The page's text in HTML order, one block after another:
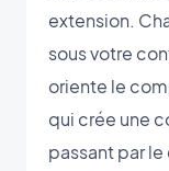
extension.
sous votre
oriente le
qui crée une
passant par